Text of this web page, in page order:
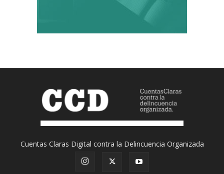
Cuentas Claras Digital contra la Delincuencia Organizada